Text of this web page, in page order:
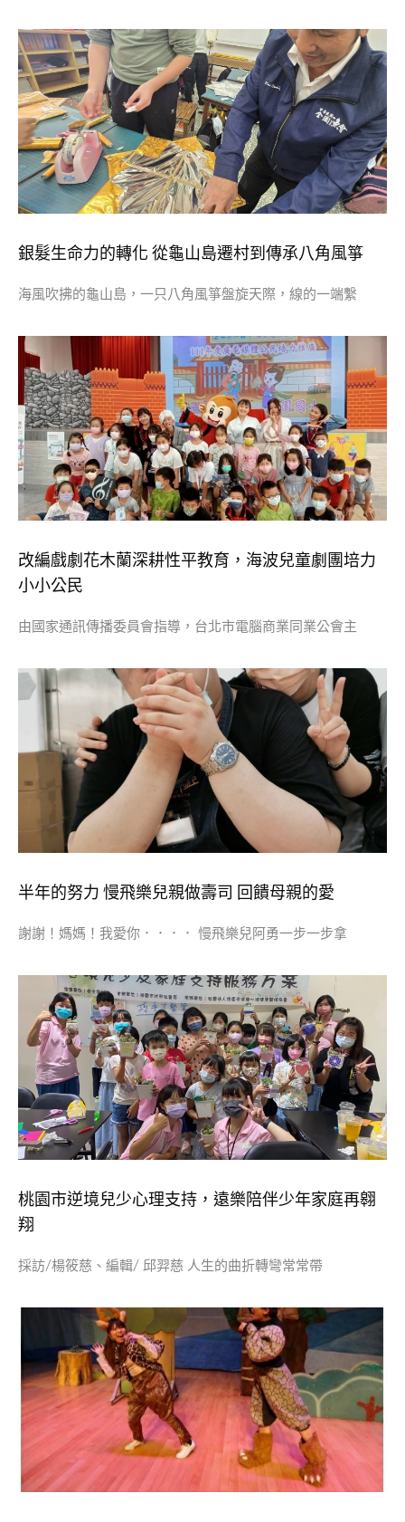
銀髮生命力的轉化 從龜山島遷村到傳承八角風箏
海風吹拂的龜山島，一只八角風箏盤旋天際，線的一端繫
改編戲劇花木蘭深耕性平教育，海波兒童劇團培力
小小公民
由國家通訊傳播委員會指導，台北市電腦商業同業公會主
半年的努力 慢飛樂兒親做壽司 回饋母親的愛
謝謝！媽媽！我愛你．．．． 慢飛樂兒阿勇一步一步拿
桃園市逆境兒少心理支持，遠樂陪伴少年家庭再翱
翔
採訪/楊筱慈、編輯/ 邱羿慈 人生的曲折轉彎常常帶